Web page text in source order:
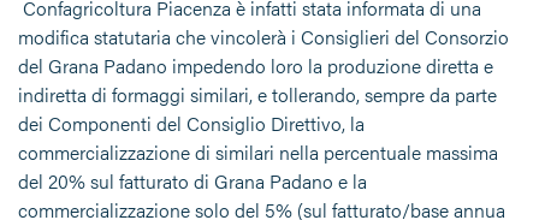
Confagricoltura Piacenza è infatti stata informata di una
modifica statutaria che vincolerà i Consiglieri del Consorzio
del Grana Padano impedendo loro la produzione diretta e
indiretta di formaggi similari, e tollerando, sempre da parte
dei Componenti del Consiglio Direttivo, la
commercializzazione di similari nella percentuale massima
del 20% sul fatturato di Grana Padano e la
commercializzazione solo del 5% (sul fatturato/base annua